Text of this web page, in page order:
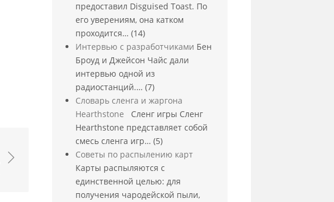
предоставил Disguised Toast. По
его уверениям, она катком
проходится… (14)
Интервью с разработчиками Бен
Броуд и Джейсон Чайс дали
интервью одной из
радиостанций.… (7)
Словарь сленга и жаргона
Hearthstone Сленг игры Сленг
Hearthstone представляет собой
смесь сленга игр… (5)
Советы по распылению карт
Карты распыляются с
единственной целью: для
получения чародейской пыли,